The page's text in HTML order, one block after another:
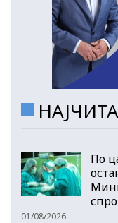
По
01/08/2026